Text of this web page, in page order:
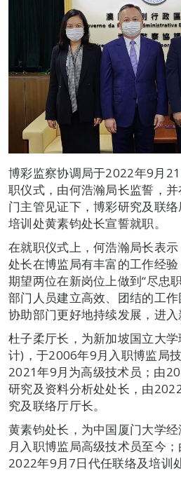
博彩监察协调局于2022年9月
职仪式，由何浩瀚局长监誓，
门主管见证下，博彩研究及联
培训处黄素钧处长宣誓就职。
在就职仪式上，何浩瀚局长表
处长在博监局有丰富的工作经验
期望两位在新岗位上做到“尽忠
部门人员建立高效、团结的工作
协助部门更好地持续发展，进入
杜子柔厅长，为新加坡国立大
计)，于2006年9月入职博监局
2021年9月为高级技术员；由
研究及资料分析处处长，由
究及联络厅厅长。
黄素钧处长，为中国厦门大学
月入职博监局高级技术员至今
2022年9月7日代任联络及培训